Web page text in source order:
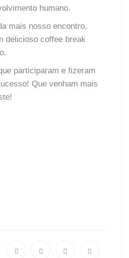
humano.
mais nosso encontro,
delicioso coffee break
.
participaram e fizeram
Que venham mais